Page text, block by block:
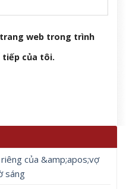
web trong trình
tiếp của tôi.
của &amp;apos;vợ
sáng